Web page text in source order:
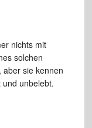
nichts mit
solchen
aber sie kennen
unbelebt.